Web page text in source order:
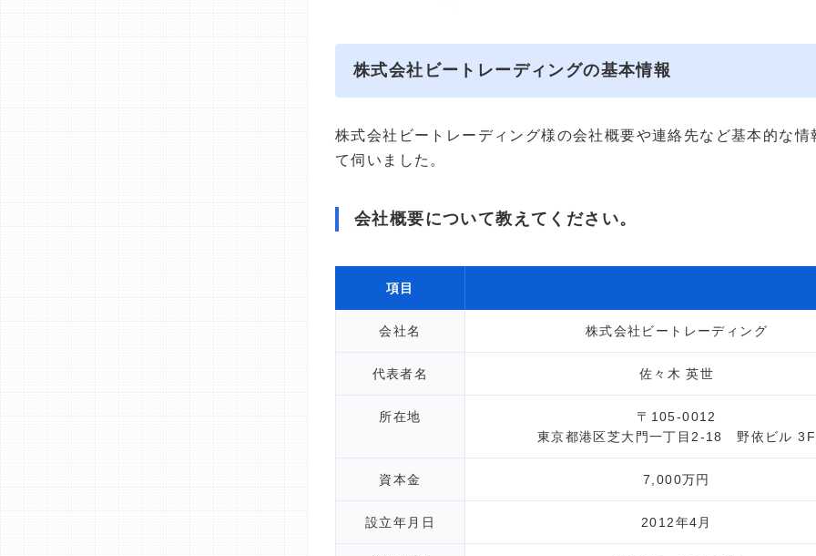
株式会社ビートレーディングの基本情報
株式会社ビートレーディング様の会社概要や連絡先など基本的な情
て伺いました。
会社概要について教えてください。
項目
会社名 株式会社ビートレーディング
代表者名 佐々木 英世
所在地
〒105-0012
東京都港区芝大門一丁目2-18 野依ビル 3F
資本金 7,000万円
設立年月日 2012年4月